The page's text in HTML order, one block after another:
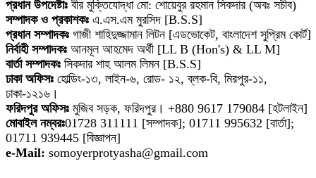
প্রধান উপদেষ্টাঃ বীর মুক্তিযোদ্ধা মো: শোয়েবুর রহমান সিকদার (অবঃ সচীব)
সম্পাদক ও প্রকাশকঃ এ.এস.এম মুরসিদ [B.S.S]
প্রধান সম্পাদকঃ গাজী শাহিদুজ্জামান লিটন [এডভোকেট, বাংলাদেশ সুপ্রিম কোর্ট]
নির্বাহী সম্পাদকঃ আনমূল আহমেদ অর্থী [LL B (Hon's) & LL M]
বার্তা সম্পাদকঃ সিকদার শাহ আলম লিমন [B.S.S]
ঢাকা অফিসঃ হোল্ডিং-১৩, লাইন-৬, রোড- ১২, ব্লক-বি, মিরপুর-১১,
ঢাকা-১২১৬।
ফরিদপুর অফিসঃ মুজিব সড়ক, ফরিদপুর। +880 9617 179084 [হটলাইন]
মোবাইল নম্বরঃ01728 311111 [সম্পাদক]; 01711 995632 [বার্তা];
01711 939445 [বিজ্ঞাপন]
e-Mail: somoyerprotyasha@gmail.com